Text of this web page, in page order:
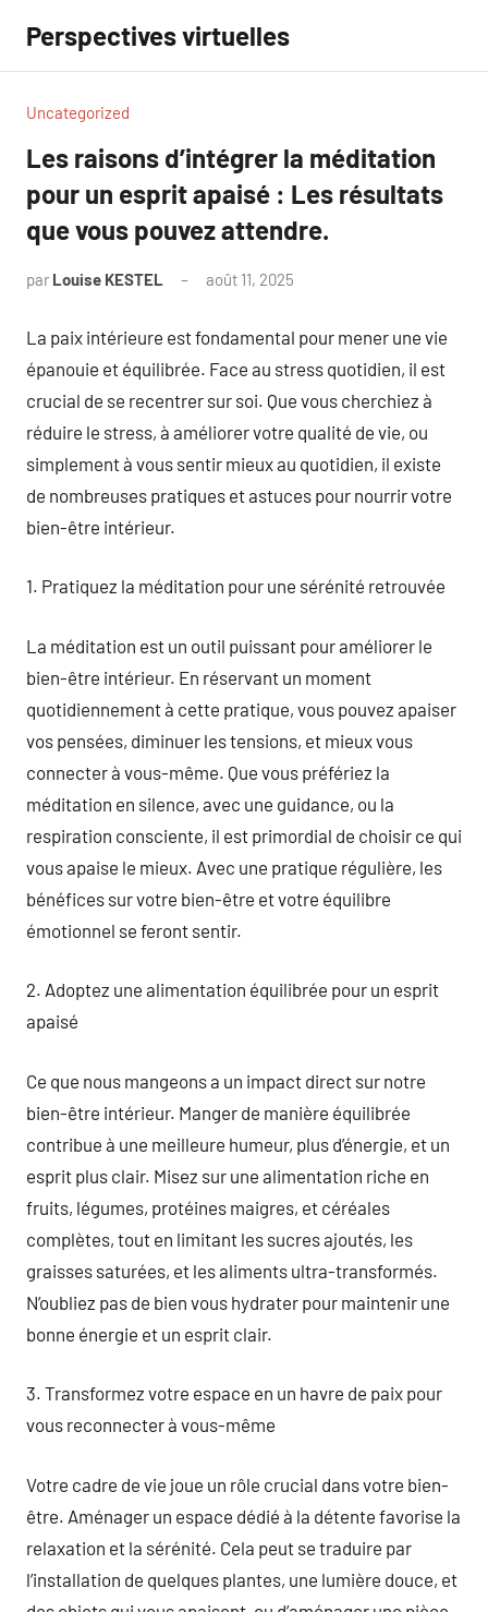
contenu
Perspectives virtuelles
Uncategorized
Les raisons d’intégrer la méditation
pour un esprit apaisé : Les résultats
que vous pouvez attendre.
par Louise KESTEL août 11, 2025
La paix intérieure est fondamental pour mener une vie
épanouie et équilibrée. Face au stress quotidien, il est
crucial de se recentrer sur soi. Que vous cherchiez à
réduire le stress, à améliorer votre qualité de vie, ou
simplement à vous sentir mieux au quotidien, il existe
de nombreuses pratiques et astuces pour nourrir votre
bien-être intérieur.
1. Pratiquez la méditation pour une sérénité retrouvée
La méditation est un outil puissant pour améliorer le
bien-être intérieur. En réservant un moment
quotidiennement à cette pratique, vous pouvez apaiser
vos pensées, diminuer les tensions, et mieux vous
connecter à vous-même. Que vous préfériez la
méditation en silence, avec une guidance, ou la
respiration consciente, il est primordial de choisir ce qui
vous apaise le mieux. Avec une pratique régulière, les
bénéfices sur votre bien-être et votre équilibre
émotionnel se feront sentir.
2. Adoptez une alimentation équilibrée pour un esprit
apaisé
Ce que nous mangeons a un impact direct sur notre
bien-être intérieur. Manger de manière équilibrée
contribue à une meilleure humeur, plus d’énergie, et un
esprit plus clair. Misez sur une alimentation riche en
fruits, légumes, protéines maigres, et céréales
complètes, tout en limitant les sucres ajoutés, les
graisses saturées, et les aliments ultra-transformés.
N’oubliez pas de bien vous hydrater pour maintenir une
bonne énergie et un esprit clair.
3. Transformez votre espace en un havre de paix pour
vous reconnecter à vous-même
Votre cadre de vie joue un rôle crucial dans votre bien-
être. Aménager un espace dédié à la détente favorise la
relaxation et la sérénité. Cela peut se traduire par
l’installation de quelques plantes, une lumière douce, et